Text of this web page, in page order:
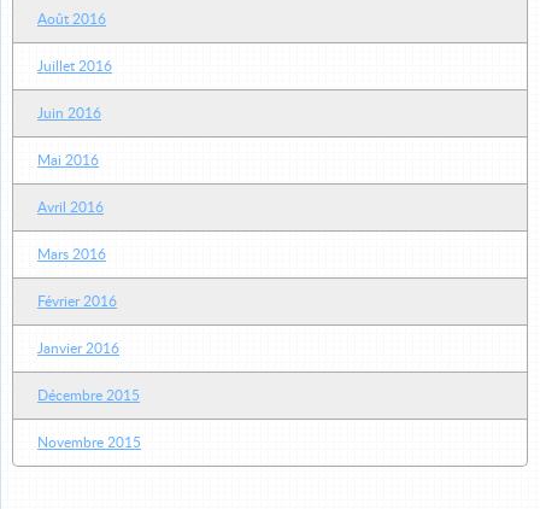
Août 2016
Juillet 2016
Juin 2016
Mai 2016
Avril 2016
Mars 2016
Février 2016
Janvier 2016
Décembre 2015
Novembre 2015